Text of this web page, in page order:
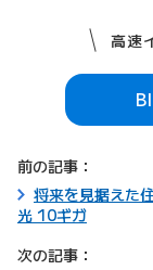
高速
前の記事：
将来を見据えた
光 10ギガ
次の記事：